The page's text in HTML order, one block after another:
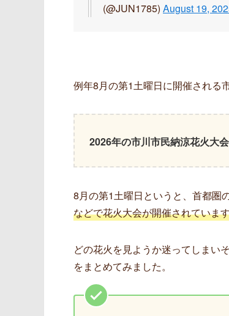
(@JUN1785) August 19,
例年8月の第1土曜日に開催される
2026年の市川市民納涼花火大
8月の第1土曜日というと、首都圏
などで花火大会が開催されていま
どの花火を見ようか迷ってしまい
をまとめてみました。